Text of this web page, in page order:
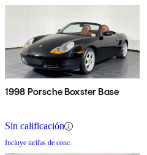
1998 Porsche Boxster Base
Sin calificación
Incluye tarifas de conc.